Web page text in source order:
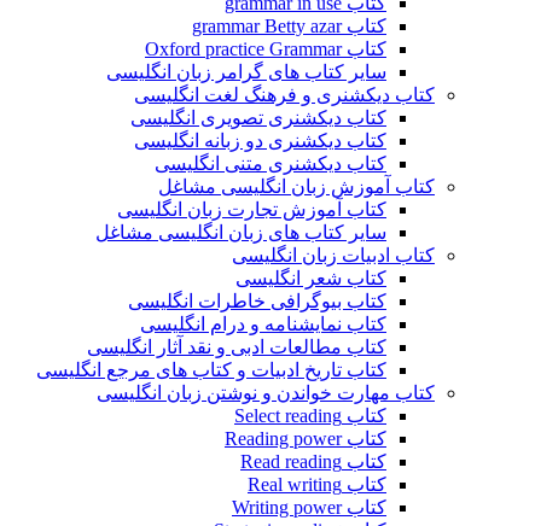
کتاب grammar Betty azar
کتاب Oxford practice Grammar
سایر کتاب های گرامر زبان انگلیسی
کتاب دیکشنری و فرهنگ لغت انگلیسی
کتاب دیکشنری تصویری انگلیسی
کتاب دیکشنری دو زبانه انگلیسی
کتاب دیکشنری متنی انگلیسی
کتاب آموزش زبان انگلیسی مشاغل
کتاب آموزش تجارت زبان انگلیسی
سایر کتاب های زبان انگلیسی مشاغل
کتاب ادبیات زبان انگلیسی
کتاب شعر انگلیسی
کتاب بیوگرافی خاطرات انگلیسی
کتاب نمایشنامه و درام انگلیسی
کتاب مطالعات ادبی و نقد آثار انگلیسی
کتاب تاریخ ادبیات و کتاب های مرجع انگلیسی
کتاب مهارت خواندن و نوشتن زبان انگلیسی
کتاب Select reading
کتاب Reading power
کتاب Read reading
کتاب Real writing
کتاب Writing power